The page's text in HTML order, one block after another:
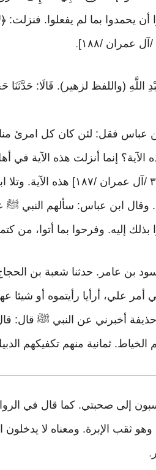
أن يحمدوا بما لم يفعلوا. فنزلت:
.
اللَّهِ (واللفظ لزهير). قَالَا:
عباس فقل: لئن كان كل امرئ
إنما أنزلت هذه الآية في
الذين أوتوا الكتاب لتبيننه
يحمدوا بما لم يفعلوا﴾ [٣ /آل عمران /١٨٨]. وقال
إليه. وفرحوا بما أتوا، من
علي، أرأيا رأيتموه أو
حذيفة أخبرني عن النبي ﷺ قال:
ثمانية منهم تكفيكهم
إلى صحبتي. كما قال في
ثقب الإبرة. ومعناه لا يدخلون
.